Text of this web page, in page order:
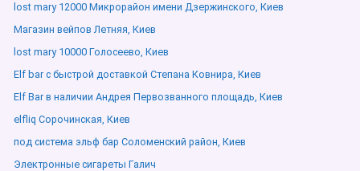
lost mary 12000 Микрорайон имени Дзержинского, Киев
Магазин вейпов Летняя, Киев
lost mary 10000 Голосеево, Киев
Elf bar с быстрой доставкой Степана Ковнира, Киев
Elf Bar в наличии Андрея Первозванного площадь, Киев
elfliq Сорочинская, Киев
под система эльф бар Соломенский район, Киев
Электронные сигареты Галич